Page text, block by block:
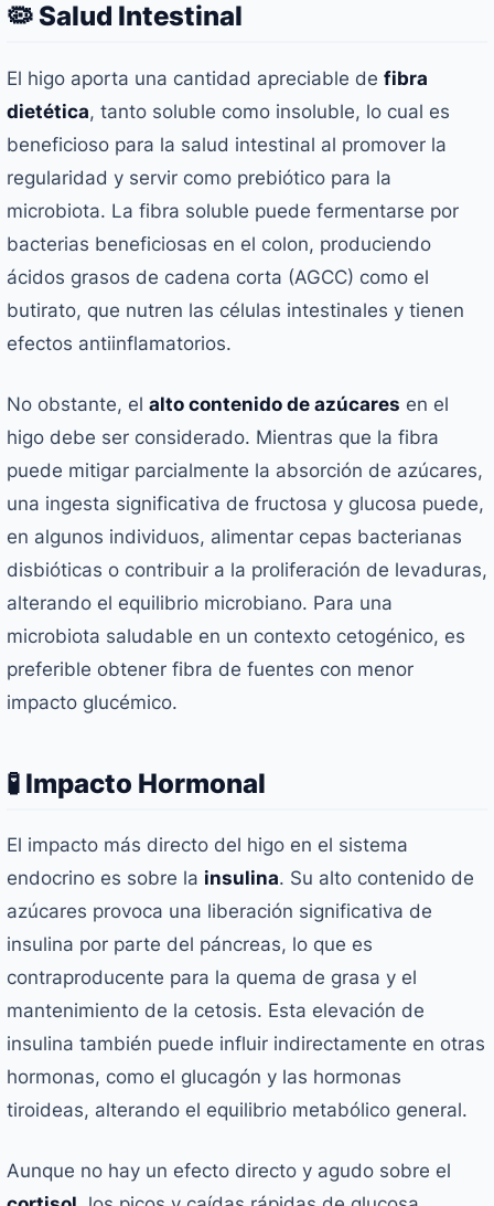
🦠 Salud Intestinal
El higo aporta una cantidad apreciable de fibra
dietética, tanto soluble como insoluble, lo cual es
beneficioso para la salud intestinal al promover la
regularidad y servir como prebiótico para la
microbiota. La fibra soluble puede fermentarse por
bacterias beneficiosas en el colon, produciendo
ácidos grasos de cadena corta (AGCC) como el
butirato, que nutren las células intestinales y tienen
efectos antiinflamatorios.
No obstante, el alto contenido de azúcares en el
higo debe ser considerado. Mientras que la fibra
puede mitigar parcialmente la absorción de azúcares,
una ingesta significativa de fructosa y glucosa puede,
en algunos individuos, alimentar cepas bacterianas
disbióticas o contribuir a la proliferación de levaduras,
alterando el equilibrio microbiano. Para una
microbiota saludable en un contexto cetogénico, es
preferible obtener fibra de fuentes con menor
impacto glucémico.
🧪 Impacto Hormonal
El impacto más directo del higo en el sistema
endocrino es sobre la insulina. Su alto contenido de
azúcares provoca una liberación significativa de
insulina por parte del páncreas, lo que es
contraproducente para la quema de grasa y el
mantenimiento de la cetosis. Esta elevación de
insulina también puede influir indirectamente en otras
hormonas, como el glucagón y las hormonas
tiroideas, alterando el equilibrio metabólico general.
Aunque no hay un efecto directo y agudo sobre el